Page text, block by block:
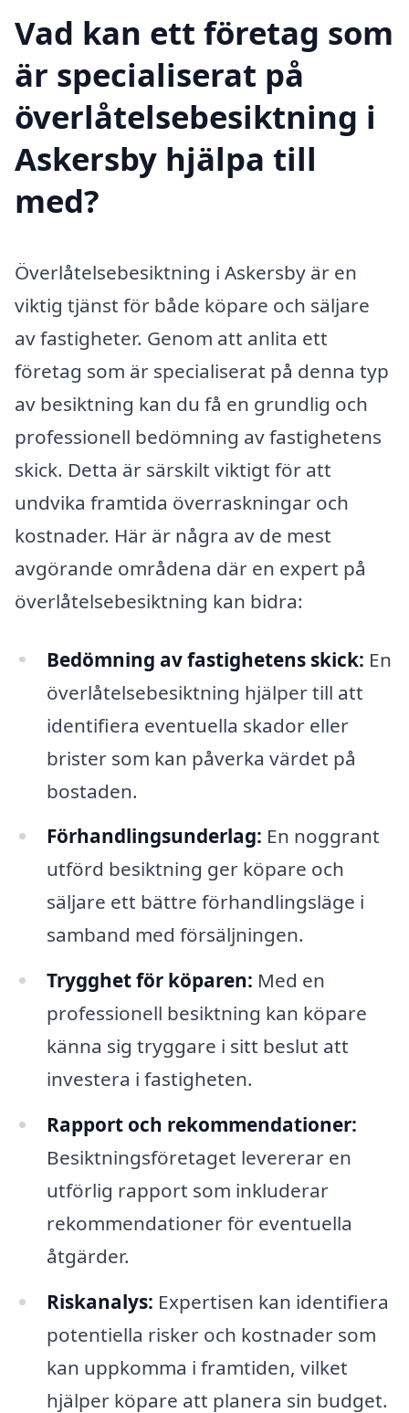
Vad kan ett företag som
är specialiserat på
överlåtelsebesiktning i
Askersby hjälpa till
med?
Överlåtelsebesiktning i Askersby är en
viktig tjänst för både köpare och säljare
av fastigheter. Genom att anlita ett
företag som är specialiserat på denna typ
av besiktning kan du få en grundlig och
professionell bedömning av fastighetens
skick. Detta är särskilt viktigt för att
undvika framtida överraskningar och
kostnader. Här är några av de mest
avgörande områdena där en expert på
överlåtelsebesiktning kan bidra:
Bedömning av fastighetens skick: En
överlåtelsebesiktning hjälper till att
identifiera eventuella skador eller
brister som kan påverka värdet på
bostaden.
Förhandlingsunderlag: En noggrant
utförd besiktning ger köpare och
säljare ett bättre förhandlingsläge i
samband med försäljningen.
Trygghet för köparen: Med en
professionell besiktning kan köpare
känna sig tryggare i sitt beslut att
investera i fastigheten.
Rapport och rekommendationer:
Besiktningsföretaget levererar en
utförlig rapport som inkluderar
rekommendationer för eventuella
åtgärder.
Riskanalys: Expertisen kan identifiera
potentiella risker och kostnader som
kan uppkomma i framtiden, vilket
hjälper köpare att planera sin budget.